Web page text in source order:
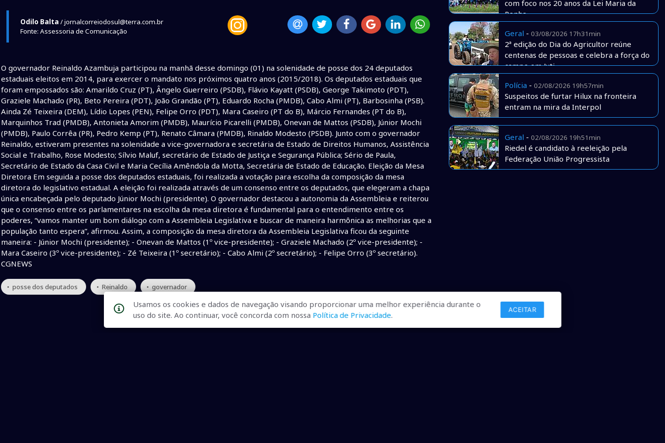
Odilo Balta / jornalcorreiodosul@terra.com.br
Fonte: Assessoria de Comunicação
O governador Reinaldo Azambuja participou na manhã desse domingo (01) na solenidade de posse dos 24 deputados
estaduais eleitos em 2014, para exercer o mandato nos próximos quatro anos (2015/2018). Os deputados estaduais que
foram empossados são: Amarildo Cruz (PT), Ângelo Guerreiro (PSDB), Flávio Kayatt (PSDB), George Takimoto (PDT),
Graziele Machado (PR), Beto Pereira (PDT), João Grandão (PT), Eduardo Rocha (PMDB), Cabo Almi (PT), Barbosinha (PSB).
Ainda Zé Teixeira (DEM), Lídio Lopes (PEN), Felipe Orro (PDT), Mara Caseiro (PT do B), Márcio Fernandes (PT do B),
Marquinhos Trad (PMDB), Antonieta Amorim (PMDB), Maurício Picarelli (PMDB), Onevan de Mattos (PSDB), Júnior Mochi
(PMDB), Paulo Corrêa (PR), Pedro Kemp (PT), Renato Câmara (PMDB), Rinaldo Modesto (PSDB). Junto com o governador
Reinaldo, estiveram presentes na solenidade a vice-governadora e secretária de Estado de Direitos Humanos, Assistência
Social e Trabalho, Rose Modesto; Sílvio Maluf, secretário de Estado de Justiça e Segurança Pública; Sério de Paula,
Secretário de Estado da Casa Civil e Maria Cecília Amêndola da Motta, Secretária de Estado de Educação. Eleição da Mesa
Diretora Em seguida a posse dos deputados estaduais, foi realizada a votação para escolha da composição da mesa
diretora do legislativo estadual. A eleição foi realizada através de um consenso entre os deputados, que elegeram a chapa
única encabeçada pelo deputado Júnior Mochi (presidente). O governador destacou a autonomia da Assembleia e reiterou
que o consenso entre os parlamentares na escolha da mesa diretora é fundamental para o entendimento entre os
poderes, “vamos manter um bom diálogo com a Assembleia Legislativa e buscar de maneira harmônica as melhorias que a
população tanto espera”, afirmou. Assim, a composição da mesa diretora da Assembleia Legislativa ficou da seguinte
maneira: - Júnior Mochi (presidente); - Onevan de Mattos (1º vice-presidente); - Graziele Machado (2º vice-presidente); -
Mara Caseiro (3º vice-presidente); - Zé Teixeira (1º secretário); - Cabo Almi (2º secretário); - Felipe Orro (3º secretário).
CGNEWS
• posse dos deputados • Reinaldo • governador
com foco nos 20 anos da Lei Maria da
Penha
Geral - 03/08/2026 17h31min
2ª edição do Dia do Agricultor reúne
centenas de pessoas e celebra a força do
campo em Juti
Polícia - 02/08/2026 19h57min
Suspeitos de furtar Hilux na fronteira
entram na mira da Interpol
Geral - 02/08/2026 19h51min
Riedel é candidato à reeleição pela
Federação União Progressista
Usamos os cookies e dados de navegação visando proporcionar uma melhor experiência durante o
uso do site. Ao continuar, você concorda com nossa Política de Privacidade.
ACEITAR